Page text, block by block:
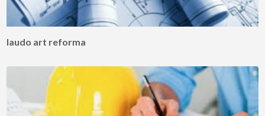
laudo art reforma